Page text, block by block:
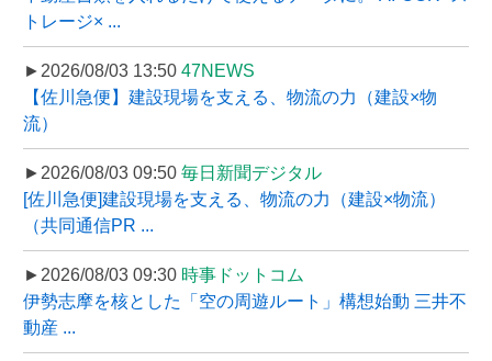
トレージ× ...
►2026/08/03 13:50 47NEWS
【佐川急便】建設現場を支える、物流の力（建設×物
流）
►2026/08/03 09:50 毎日新聞デジタル
[佐川急便]建設現場を支える、物流の力（建設×物流）
（共同通信PR ...
►2026/08/03 09:30 時事ドットコム
伊勢志摩を核とした「空の周遊ルート」構想始動 三井不
動産 ...